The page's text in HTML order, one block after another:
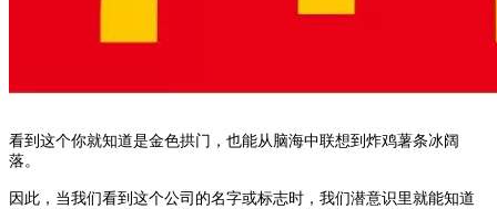
看到这个你就知道是金色拱门，也能从脑海中联想到炸鸡薯条冰阔
落。
因此，当我们看到这个公司的名字或标志时，我们潜意识里就能知道